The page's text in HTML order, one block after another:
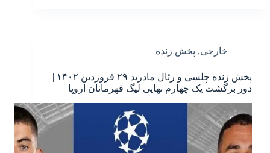
خارجی, پخش زنده
پخش زنده چلسی و رئال مادرید ۲۹ فروردین ۱۴۰۲ |
دور برگشت یک چهارم نهایی لیگ قهرمانان اروپا